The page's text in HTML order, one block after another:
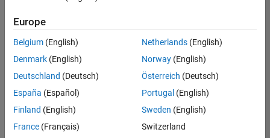
sélectionnées
Les
descriptions
poste
n’ont
pas
Europe
Belgium (English)
Denmark (English)
Deutschland (Deutsch)
España (Español)
Finland (English)
France (Français)
Netherlands(English)
Norway(English)
Österreich (Deutsch)
Portugal (English)
Sweden (English)
Switzerland